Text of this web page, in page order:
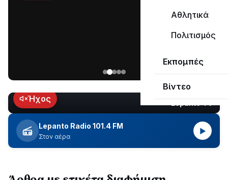
Αθλητικά
Πολιτισμός
Εκπομπές
Βίντεο
Κωτσανά
για
τα
μεγάλα
έργα
LIVEΉχος
Lepanto Radio 101.4 FM
Στον αέρα
▶